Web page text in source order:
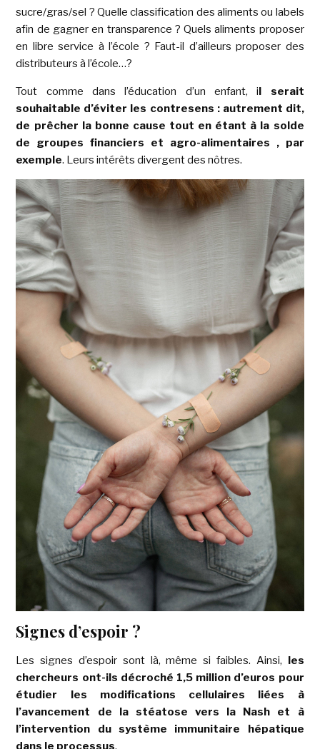
sucre/gras/sel ? Quelle classification des aliments ou labels
afin de gagner en transparence ? Quels aliments proposer
en libre service à l’école ? Faut-il d’ailleurs proposer des
distributeurs à l’école…?
Tout comme dans l’éducation d’un enfant, il serait
souhaitable d’éviter les contresens : autrement dit,
de prêcher la bonne cause tout en étant à la solde
de groupes financiers et agro-alimentaires , par
exemple. Leurs intérêts divergent des nôtres.
Signes d’espoir ?
Les signes d’espoir sont là, même si faibles. Ainsi, les
chercheurs ont-ils décroché 1,5 million d’euros pour
étudier les modifications cellulaires liées à
l’avancement de la stéatose vers la Nash et à
l’intervention du système immunitaire hépatique
dans le processus.